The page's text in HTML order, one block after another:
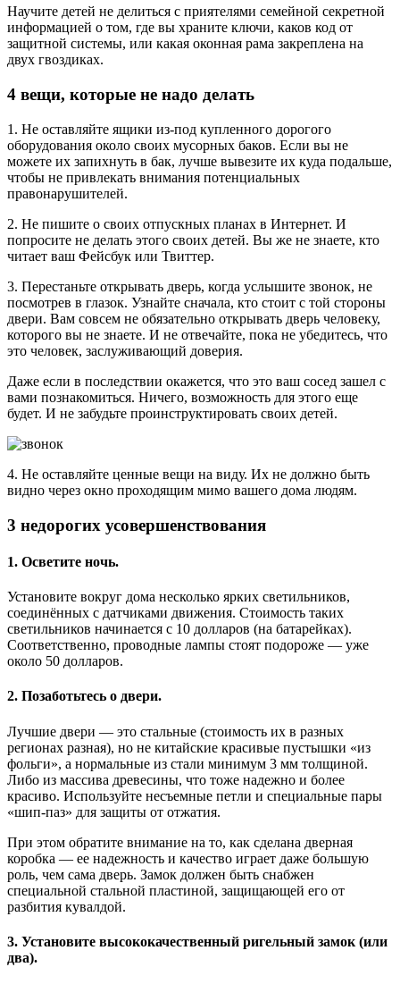
Научите детей не делиться с приятелями семейной секретной
информацией о том, где вы храните ключи, каков код от
защитной системы, или какая оконная рама закреплена на
двух гвоздиках.
4 вещи, которые не надо делать
1. Не оставляйте ящики из-под купленного дорогого
оборудования около своих мусорных баков. Если вы не
можете их запихнуть в бак, лучше вывезите их куда подальше,
чтобы не привлекать внимания потенциальных
правонарушителей.
2. Не пишите о своих отпускных планах в Интернет. И
попросите не делать этого своих детей. Вы же не знаете, кто
читает ваш Фейсбук или Твиттер.
3. Перестаньте открывать дверь, когда услышите звонок, не
посмотрев в глазок. Узнайте сначала, кто стоит с той стороны
двери. Вам совсем не обязательно открывать дверь человеку,
которого вы не знаете. И не отвечайте, пока не убедитесь, что
это человек, заслуживающий доверия.
Даже если в последствии окажется, что это ваш сосед зашел с
вами познакомиться. Ничего, возможность для этого еще
будет. И не забудьте проинструктировать своих детей.
4. Не оставляйте ценные вещи на виду. Их не должно быть
видно через окно проходящим мимо вашего дома людям.
3 недорогих усовершенствования
1. Осветите ночь.
Установите вокруг дома несколько ярких светильников,
соединённых с датчиками движения. Стоимость таких
светильников начинается с 10 долларов (на батарейках).
Соответственно, проводные лампы стоят подороже — уже
около 50 долларов.
2. Позаботьтесь о двери.
Лучшие двери — это стальные (стоимость их в разных
регионах разная), но не китайские красивые пустышки «из
фольги», а нормальные из стали минимум 3 мм толщиной.
Либо из массива древесины, что тоже надежно и более
красиво. Используйте несъемные петли и специальные пары
«шип-паз» для защиты от отжатия.
При этом обратите внимание на то, как сделана дверная
коробка — ее надежность и качество играет даже большую
роль, чем сама дверь. Замок должен быть снабжен
специальной стальной пластиной, защищающей его от
разбития кувалдой.
3. Установите высококачественный ригельный замок (или
два).